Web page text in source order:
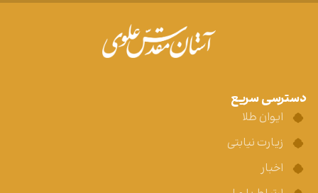
دسترسی سریع
ایوان طلا
زیارت نیابتی
اخبار